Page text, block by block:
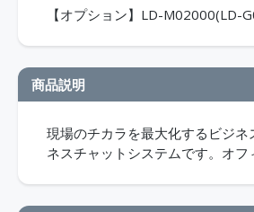
【オプション】LD-M02000(LD-
商品説明
現場のチカラを最大化するビジ
ネスチャットシステムです。オフ